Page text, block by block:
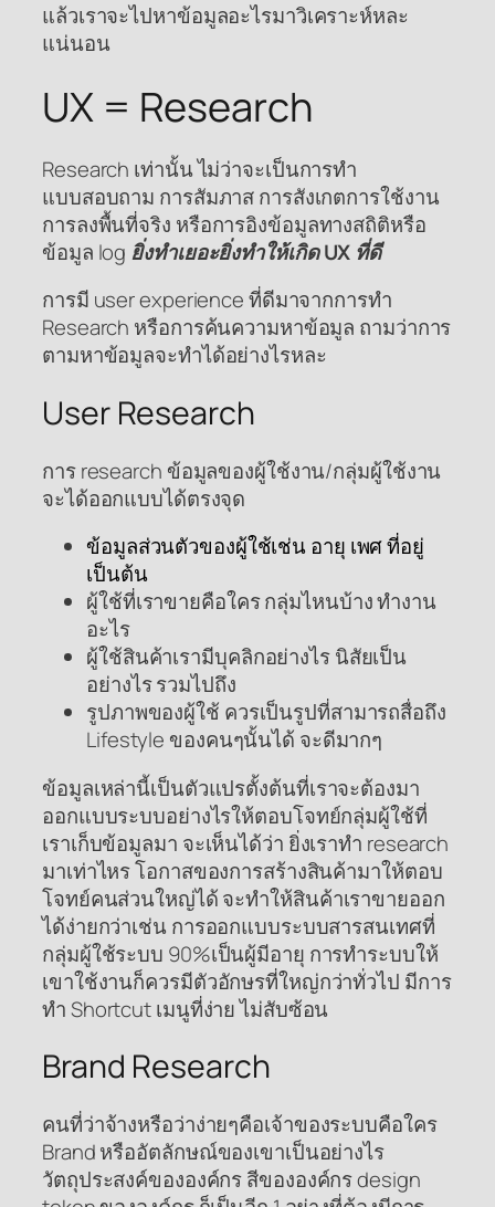
แล้วเราจะไปหาข้อมูลอะไรมาวิเคราะห์หละ
แน่นอน
UX = Research
Research เท่านั้น ไม่ว่าจะเป็นการทำ
แบบสอบถาม การสัมภาส การสังเกตการใช้งาน
การลงพื้นที่จริง หรือการอิงข้อมูลทางสถิติหรือ
ข้อมูล log ยิ่งทำเยอะยิ่งทำให้เกิด UX ที่ดี
การมี user experience ที่ดีมาจากการทำ
Research หรือการค้นความหาข้อมูล ถามว่าการ
ตามหาข้อมูลจะทำได้อย่างไรหละ
User Research
การ research ข้อมูลของผู้ใช้งาน/กลุ่มผู้ใช้งาน
จะได้ออกแบบได้ตรงจุด
ข้อมูลส่วนตัวของผู้ใช้เช่น อายุ เพศ ที่อยู่
เป็นต้น
ผู้ใช้ที่เราขายคือใคร กลุ่มไหนบ้าง ทำงาน
อะไร
ผู้ใช้สินค้าเรามีบุคลิกอย่างไร นิสัยเป็น
อย่างไร รวมไปถึง
รูปภาพของผู้ใช้ ควรเป็นรูปที่สามารถสื่อถึง
Lifestyle ของคนๆนั้นได้ จะดีมากๆ
ข้อมูลเหล่านี้เป็นตัวแปรตั้งต้นที่เราจะต้องมา
ออกแบบระบบอย่างไรให้ตอบโจทย์กลุ่มผู้ใช้ที่
เราเก็บข้อมูลมา จะเห็นได้ว่า ยิ่งเราทำ research
มาเท่าไหร โอกาสของการสร้างสินค้ามาให้ตอบ
โจทย์คนส่วนใหญ่ได้ จะทำให้สินค้าเราขายออก
ได้ง่ายกว่าเช่น การออกแบบระบบสารสนเทศที่
กลุ่มผู้ใช้ระบบ 90%เป็นผู้มีอายุ การทำระบบให้
เขาใช้งานก็ควรมีตัวอักษรที่ใหญ่กว่าทั่วไป มีการ
ทำ Shortcut เมนูที่ง่าย ไม่สับซ้อน
Brand Research
คนที่ว่าจ้างหรือว่าง่ายๆคือเจ้าของระบบคือใคร
Brand หรืออัตลักษณ์ของเขาเป็นอย่างไร
วัตถุประสงค์ขององค์กร สีขององค์กร design